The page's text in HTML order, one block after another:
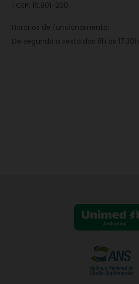
| CEP: 16.901-200
Horários de funcionamento:
De segunda a sexta das 8h às 17:30h